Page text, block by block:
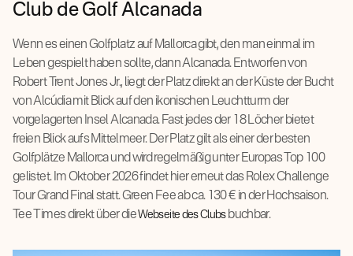
Club de Golf Alcanada
Wenn es einen Golfplatz auf Mallorca gibt, den man einmal im
Leben gespielt haben sollte, dann Alcanada. Entworfen von
Robert Trent Jones Jr., liegt der Platz direkt an der Küste der Bucht
von Alcúdia mit Blick auf den ikonischen Leuchtturm der
vorgelagerten Insel Alcanada. Fast jedes der 18 Löcher bietet
freien Blick aufs Mittelmeer. Der Platz gilt als einer der besten
Golfplätze Mallorca und wird regelmäßig unter Europas Top 100
gelistet. Im Oktober 2026 findet hier erneut das Rolex Challenge
Tour Grand Final statt. Green Fee ab ca. 130 € in der Hochsaison.
Tee Times direkt über dieWebseite des Clubs buchbar.